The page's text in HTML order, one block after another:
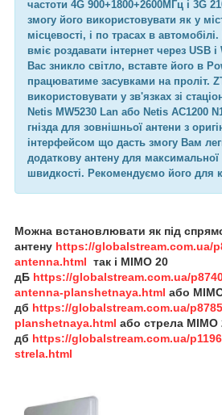
частоти 4G 900+1800+2600МГц і 3G
змогу його використовувати як у
місцевості, і по трасах в
вміє роздавати інтернет через USB
Вас зникло світло, вставте його в
працюватиме засувками на проліт.
використовувати у зв'язках зі
Netis MW5230 Lan або Netis AC1200
гнізда для зовнішньої антени з
інтерфейсом що дасть змогу Вам
додаткову антену для максимальної
швидкості. Рекомендуємо його для
Можна встановлювати як під
антену https://globalstream.com.ua/
antenna.html так і MIMO 20
дБ https://globalstream.com.ua/
antenna-planshetnaya.html або
дб https://globalstream.com.ua/
planshetnaya.html або стрела MIMO
дб https://globalstream.com.ua/
strela.html